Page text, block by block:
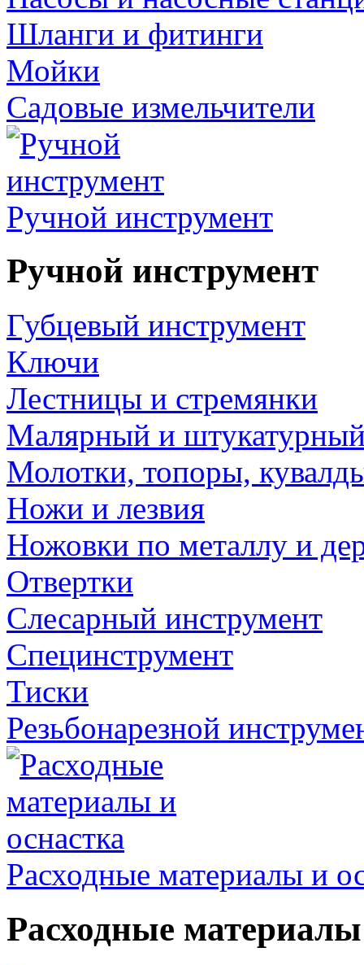
Шланги и фитинги
Мойки
Садовые измельчители
Ручной инструмент
Ручной инструмент
Губцевый инструмент
Ключи
Лестницы и стремянки
Малярный и
Молотки, топоры,
Ножи и лезвия
Ножовки по металлу и
Отвертки
Слесарный инструмент
Специнструмент
Тиски
Резьбонарезной
Расходные материалы и
Расходные